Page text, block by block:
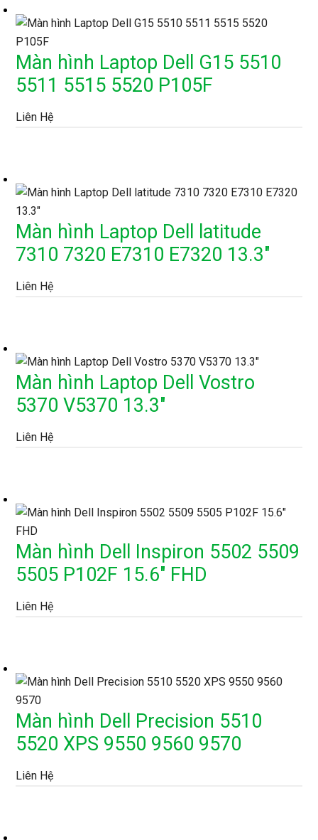
Màn hình Laptop Dell G15 5510
5511 5515 5520 P105F
Liên Hệ
Màn hình Laptop Dell latitude
7310 7320 E7310 E7320 13.3″
Liên Hệ
Màn hình Laptop Dell Vostro
5370 V5370 13.3″
Liên Hệ
Màn hình Dell Inspiron 5502 5509
5505 P102F 15.6″ FHD
Liên Hệ
Màn hình Dell Precision 5510
5520 XPS 9550 9560 9570
Liên Hệ